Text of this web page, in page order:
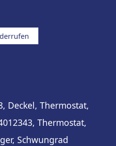
Deckel, Thermostat,
Thermostat,
Schwungrad